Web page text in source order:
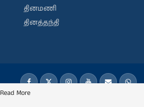
தினமணி
தினத்தந்தி
Read More